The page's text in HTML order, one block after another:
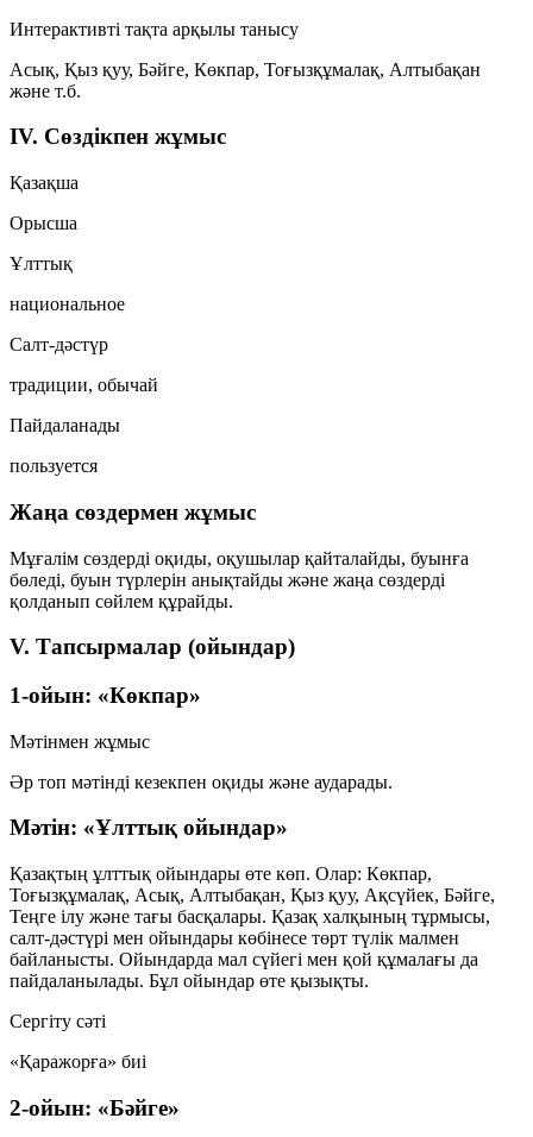
Интерактивті тақта арқылы танысу
Асық, Қыз қуу, Бәйге, Көкпар, Тоғызқұмалақ, Алтыбақан
және т.б.
IV. Сөздікпен жұмыс
Қазақша
Орысша
Ұлттық
национальное
Салт-дәстүр
традиции, обычай
Пайдаланады
пользуется
Жаңа сөздермен жұмыс
Мұғалім сөздерді оқиды, оқушылар қайталайды, буынға
бөледі, буын түрлерін анықтайды және жаңа сөздерді
қолданып сөйлем құрайды.
V. Тапсырмалар (ойындар)
1-ойын: «Көкпар»
Мәтінмен жұмыс
Әр топ мәтінді кезекпен оқиды және аударады.
Мәтін: «Ұлттық ойындар»
Қазақтың ұлттық ойындары өте көп. Олар: Көкпар,
Тоғызқұмалақ, Асық, Алтыбақан, Қыз қуу, Ақсүйек, Бәйге,
Теңге ілу және тағы басқалары. Қазақ халқының тұрмысы,
салт-дәстүрі мен ойындары көбінесе төрт түлік малмен
байланысты. Ойындарда мал сүйегі мен қой құмалағы да
пайдаланылады. Бұл ойындар өте қызықты.
Сергіту сәті
«Қаражорға» биі
2-ойын: «Бәйге»